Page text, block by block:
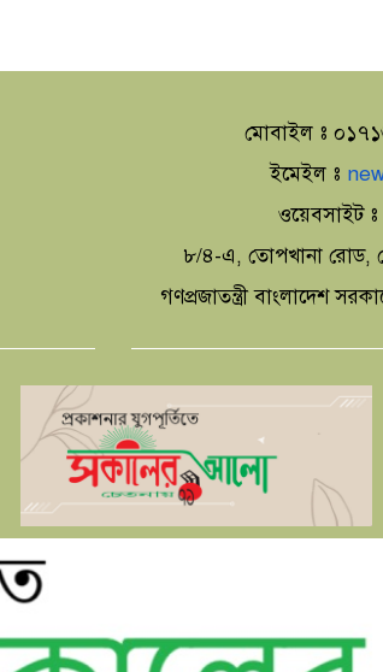
মোবাইল ঃ
ইমেইল ঃ
ওয়েবসাইট ঃ
৮/৪-এ, তোপখানা রোড,
গণপ্রজাতন্ত্রী বাংলাদেশ